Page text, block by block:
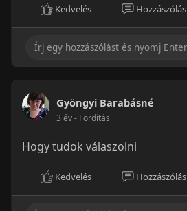
Kedvelés Hozzászólás
Gyöngyi Barabásné
3 év- Fordítás
Hogy tudok válaszolni
Kedvelés Hozzászólás